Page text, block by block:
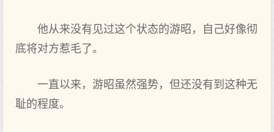
他从来没有见过这个状态的游昭，自己好像彻
底将对方惹毛了。
一直以来，游昭虽然强势，但还没有到这种无
耻的程度。